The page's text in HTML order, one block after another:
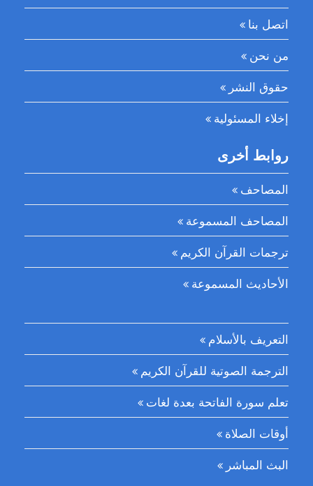
اتصل بنا
من نحن
حقوق النشر
إخلاء المسئولية
روابط أخرى
المصاحف
المصاحف المسموعة
ترجمات القرآن الكريم
الأحاديث المسموعة
التعريف بالأسلام
الترجمة الصوتية للقرآن الكريم
تعلم سورة الفاتحة بعدة لغات
أوقات الصلاة
البث المباشر